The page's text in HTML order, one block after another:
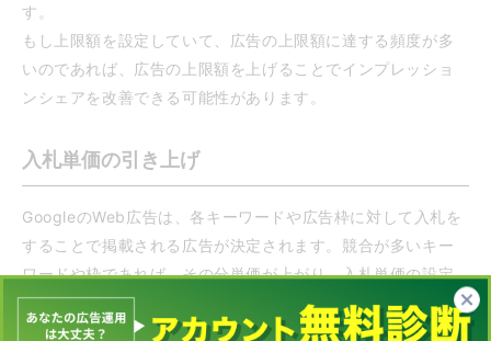
す。
もし上限額を設定していて、広告の上限額に達する頻度が多
いのであれば、広告の上限額を上げることでインプレッショ
ンシェアを改善できる可能性があります。
入札単価の引き上げ
GoogleのWeb広告は、各キーワードや広告枠に対して入札を
することで掲載される広告が決定されます。競合が多いキー
ワードや枠であれば、その分単価が上がり、入札単価の設定
が低ければ低いほど表示される回数は減少します。そのた
め、予算を引き上げることで広告の合計表示回数の割合も増